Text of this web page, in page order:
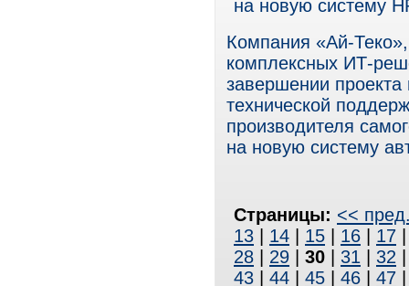
на новую систему
Компания «Ай-
комплексных ИТ-
завершении
технической
производителя
на новую систему
Страницы: <<
13
14 15 16 17
28
29 30 31 32
43
44 45 46 47